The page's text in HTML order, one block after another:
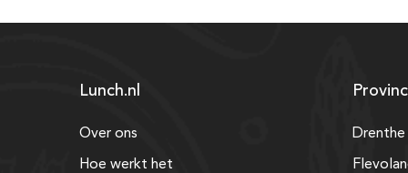
Lunch.nl
Over ons
Hoe werkt het
Drenthe